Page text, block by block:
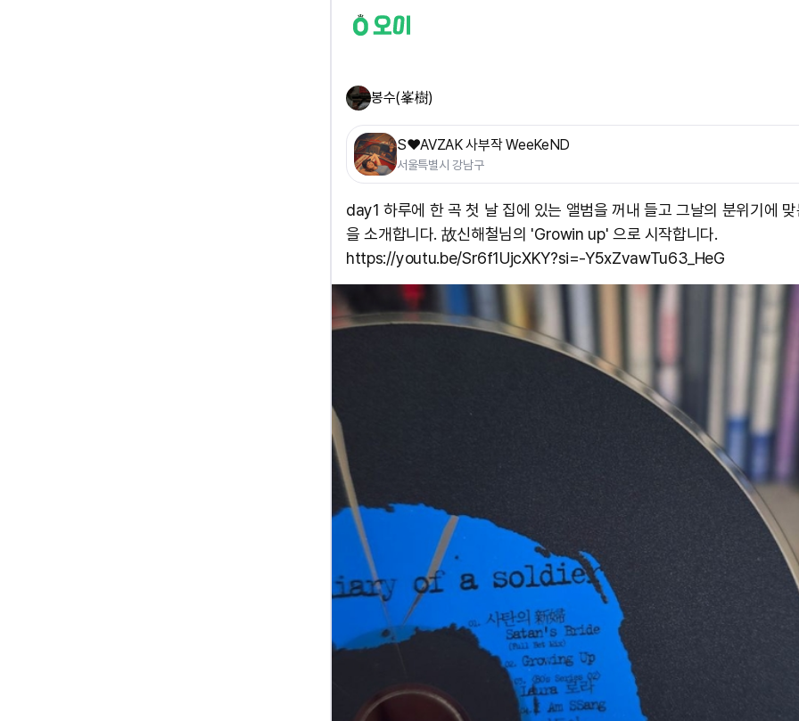
봉수(峯樹)
S❤️AVZAK 사부작 WeeKeND
서울특별시 강남구
day1 하루에 한 곡 첫 날 집에 있는 앨범을 꺼내 들고 그날의 분위기에
을 소개합니다. 故신해철님의 'Growin up' 으로 시작합니다.
https://youtu.be/Sr6f1UjcXKY?si=-Y5xZvawTu63_HeG ​